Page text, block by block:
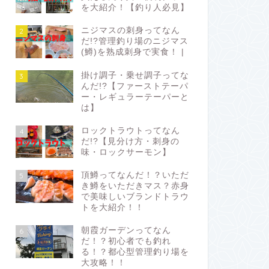
を大紹介！【釣り人必見】
2
ニジマスの刺身ってなん
だ!?管理釣り場のニジマス
(鱒)を熟成刺身で実食！ |
3
掛け調子・乗せ調子ってな
んだ!?【ファーストテーパ
ー・レギュラーテーパーと
は】
4
ロックトラウトってなん
だ!?【見分け方・刺身の
味・ロックサーモン】
5
頂鱒ってなんだ！？いただ
き鱒をいただきマス？赤身
で美味しいブランドトラウ
トを大紹介！！
6
朝霞ガーデンってなん
だ！？初心者でも釣れ
る！？都心型管理釣り場を
大攻略！！